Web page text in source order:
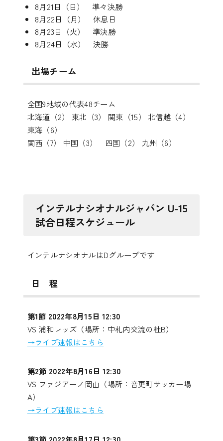
8月21日（日） 準々決勝
8月22日（月） 休息日
8月23日（火） 準決勝
8月24日（水） 決勝
出場チーム
全国9地域の代表48チーム
北海道（2） 東北（3） 関東（15） 北信越（4）
東海（6）
関西（7） 中国（3） 四国（2） 九州（6）
インテルナシオナルジャパン U-15
試合日程スケジュール
インテルナシオナルはDグループです
日 程
第1節 2022年8月15日 12:30
VS 浦和レッズ（場所：中札内交流の杜B）
→ライブ速報はこちら
第2節 2022年8月16日 12:30
VS ファジアーノ岡山（場所：音更町サッカー場
A）
→ライブ速報はこちら